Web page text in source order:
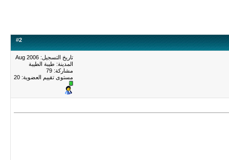
#2
تاريخ التسجيل: Aug 2006
المدينة: طيبة الطيبة
مشاركة: 79
مستوى تقييم العضوية: 20